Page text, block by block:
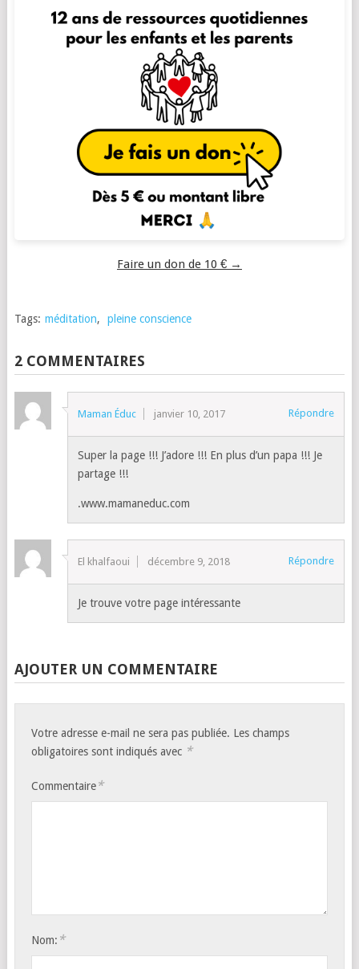
Faire un don de 10 € →
Tags: méditation, pleine conscience
2 COMMENTAIRES
Maman Éduc janvier 10, 2017 Répondre
Super la page !!! J’adore !!! En plus d’un papa !!! Je
partage !!!
.www.mamaneduc.com
El khalfaoui décembre 9, 2018 Répondre
Je trouve votre page intéressante
AJOUTER UN COMMENTAIRE
Votre adresse e-mail ne sera pas publiée. Les champs
obligatoires sont indiqués avec *
Commentaire*
Nom: *